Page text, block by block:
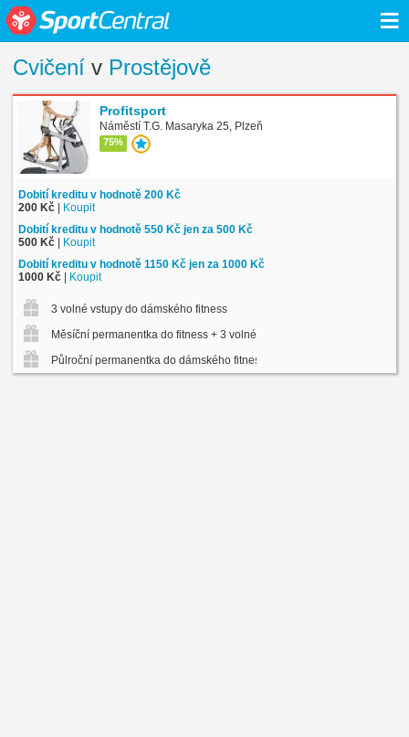
≡
Cvičení v Prostějově
Profitsport
Náměstí T.G. Masaryka 25, Plzeň
75%
Dobití kreditu v hodnotě 200 Kč
200 Kč | Koupit
Dobití kreditu v hodnotě 550 Kč jen za 500 Kč
500 Kč | Koupit
Dobití kreditu v hodnotě 1150 Kč jen za 1000 Kč
1000 Kč | Koupit
3 volné vstupy do dámského fitness
Měsíční permanentka do fitness + 3 volné vstupy na skup. lekce
Půlroční permanentka do dámského fitness